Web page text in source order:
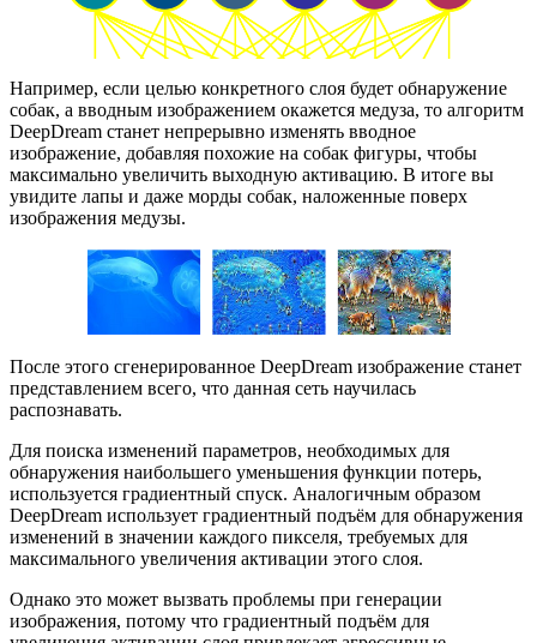
Например, если целью конкретного слоя будет обнаружение
собак, а вводным изображением окажется медуза, то алгоритм
DeepDream станет непрерывно изменять вводное
изображение, добавляя похожие на собак фигуры, чтобы
максимально увеличить выходную активацию. В итоге вы
увидите лапы и даже морды собак, наложенные поверх
изображения медузы.
После этого сгенерированное DeepDream изображение станет
представлением всего, что данная сеть научилась
распознавать.
Для поиска изменений параметров, необходимых для
обнаружения наибольшего уменьшения функции потерь,
используется градиентный спуск. Аналогичным образом
DeepDream использует градиентный подъём для обнаружения
изменений в значении каждого пикселя, требуемых для
максимального увеличения активации этого слоя.
Однако это может вызвать проблемы при генерации
изображения, потому что градиентный подъём для